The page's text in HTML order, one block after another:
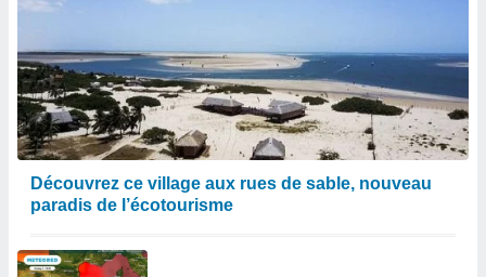
Découvrez ce village aux rues de sable, nouveau
paradis de l’écotourisme